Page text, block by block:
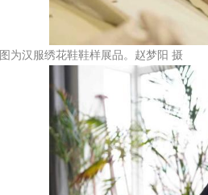
图为汉服绣花鞋鞋样展品。赵梦阳 摄